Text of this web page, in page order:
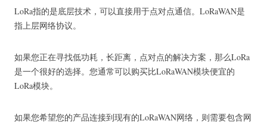
LoRa指的是底层技术，可以直接用于点对点通信。 LoRaWAN是
指上层网络协议。
如果您正在寻找低功耗，长距离，点对点的解决方案，那么LoRa
是一个很好的选择。 您通常可以购买比LoRaWAN模块便宜的
LoRa模块。
如果您希望您的产品连接到现有的LoRaWAN网络，则需要包含网